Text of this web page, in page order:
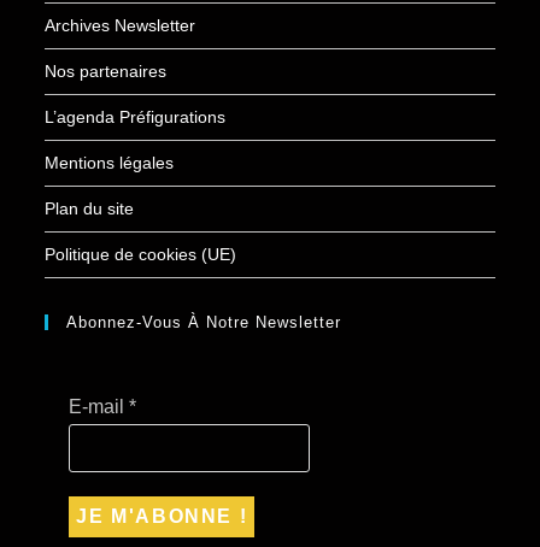
Archives Newsletter
Nos partenaires
L’agenda Préfigurations
Mentions légales
Plan du site
Politique de cookies (UE)
Abonnez-Vous À Notre Newsletter
E-mail*